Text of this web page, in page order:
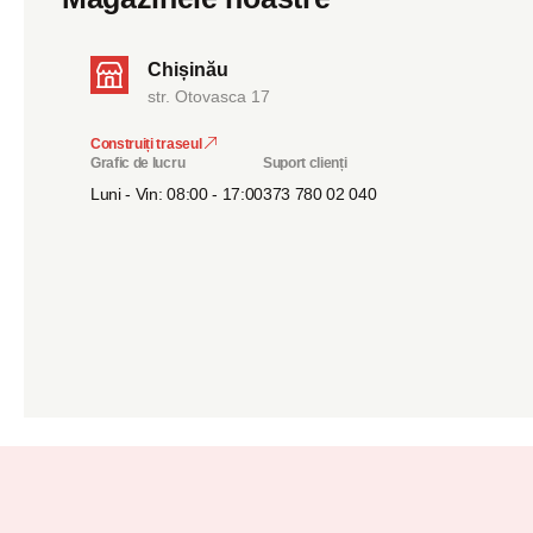
Chișinău
str. Otovasca 17
Construiți traseul
Grafic de lucru
Luni - Vin: 08:00 - 17:00
Suport clienți
373 780 02 040